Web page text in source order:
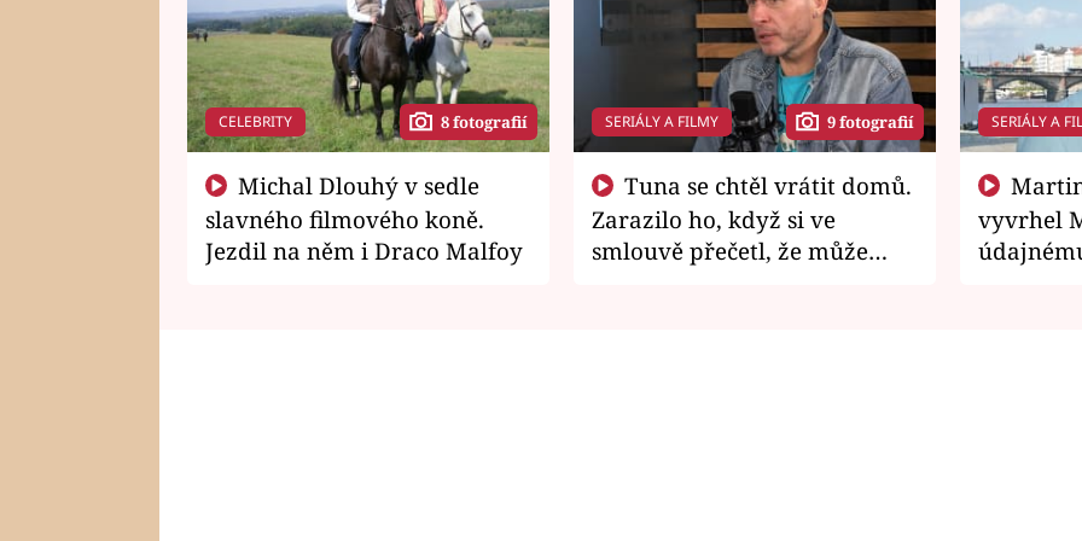
CELEBRITY 8 fotografií
slavného filmového koně.
Jezdil na něm i Draco Malfoy
SERIÁLY A FILMY 9 fotografií
Zarazilo ho, když si ve
smlouvě přečetl, že může
SERIÁLY A
vyvrhel